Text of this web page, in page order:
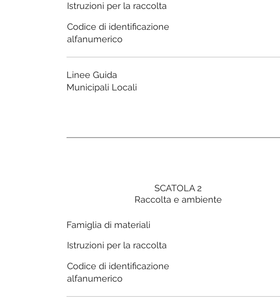
Istruzioni per la raccolta
Codice di identificazione
alfanumerico
Linee Guida
Municipali Locali
SCATOLA 2
Raccolta e ambiente
Famiglia di materiali
Istruzioni per la raccolta
Codice di identificazione
alfanumerico